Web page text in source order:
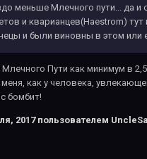
меньше Млечного пути... да и
и кварианцев(Haestrom) тут
и были виновны в этом или
Пути как минимум в
как у человека,
бомбит!
2017пользователем